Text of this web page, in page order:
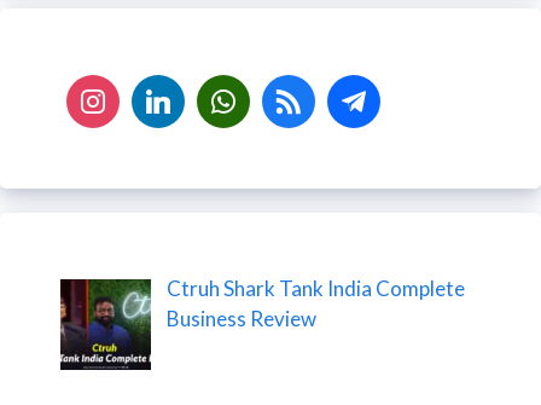
Ctruh Shark Tank India Complete
Business Review